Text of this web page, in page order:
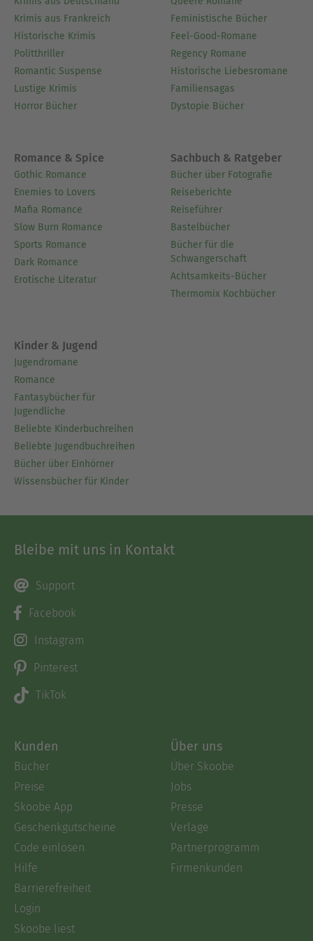
Krimis aus Frankreich
Historische Krimis
Politthriller
Romantic Suspense
Lustige Krimis
Horror Bücher
Feministische Bücher
Feel-Good-Romane
Regency Romane
Historische Liebesromane
Familiensagas
Dystopie Bücher
Romance & Spice
Gothic Romance
Enemies to Lovers
Mafia Romance
Slow Burn Romance
Sports Romance
Dark Romance
Erotische Literatur
Sachbuch & Ratgeber
Bücher über Fotografie
Reiseberichte
Reiseführer
Bastelbücher
Bücher für die
Schwangerschaft
Achtsamkeits-Bücher
Thermomix Kochbücher
Kinder & Jugend
Jugendromane
Romance
Fantasybücher für
Jugendliche
Beliebte Kinderbuchreihen
Beliebte Jugendbuchreihen
Bücher über Einhörner
Wissensbücher für Kinder
Bleibe mit uns in Kontakt
Support
Facebook
Instagram
Pinterest
TikTok
Kunden
Bücher
Preise
Skoobe App
Geschenkgutscheine
Code einlösen
Hilfe
Barrierefreiheit
Login
Skoobe liest
Über uns
Über Skoobe
Jobs
Presse
Verlage
Partnerprogramm
Firmenkunden